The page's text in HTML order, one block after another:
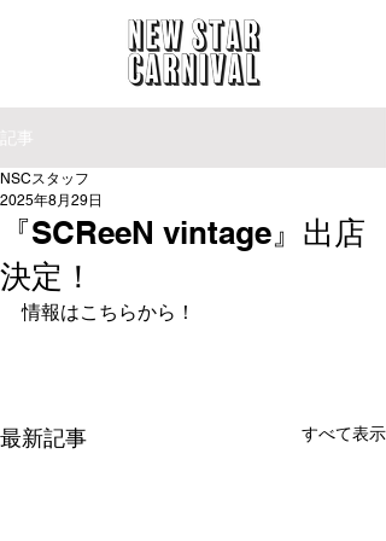
『SCReeN vintage』出店
決定！
NSCスタッフ
2025年8月29日
情報はこちらから！
最新記事 すべて表示